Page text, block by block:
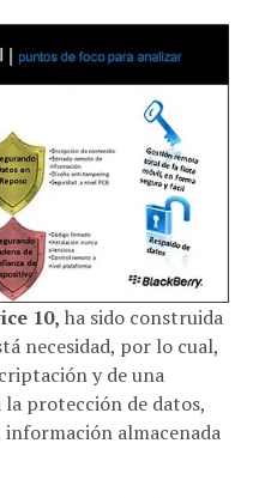
10, ha sido construida
necesidad, por lo cual,
y de una
protección de datos,
almacenada